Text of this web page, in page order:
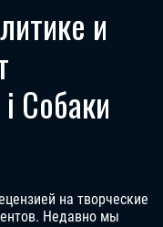
и
Собаки
на творческие
Недавно мы